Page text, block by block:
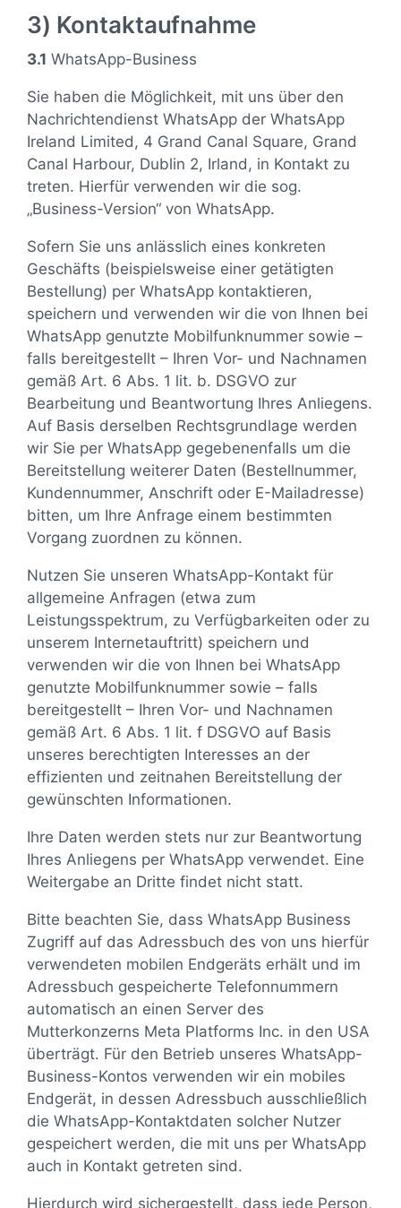
3) Kontaktaufnahme
3.1 WhatsApp-Business
Sie haben die Möglichkeit, mit uns über den
Nachrichtendienst WhatsApp der WhatsApp
Ireland Limited, 4 Grand Canal Square, Grand
Canal Harbour, Dublin 2, Irland, in Kontakt zu
treten. Hierfür verwenden wir die sog.
„Business-Version“ von WhatsApp.
Sofern Sie uns anlässlich eines konkreten
Geschäfts (beispielsweise einer getätigten
Bestellung) per WhatsApp kontaktieren,
speichern und verwenden wir die von Ihnen bei
WhatsApp genutzte Mobilfunknummer sowie –
falls bereitgestellt – Ihren Vor- und Nachnamen
gemäß Art. 6 Abs. 1 lit. b. DSGVO zur
Bearbeitung und Beantwortung Ihres Anliegens.
Auf Basis derselben Rechtsgrundlage werden
wir Sie per WhatsApp gegebenenfalls um die
Bereitstellung weiterer Daten (Bestellnummer,
Kundennummer, Anschrift oder E-Mailadresse)
bitten, um Ihre Anfrage einem bestimmten
Vorgang zuordnen zu können.
Nutzen Sie unseren WhatsApp-Kontakt für
allgemeine Anfragen (etwa zum
Leistungsspektrum, zu Verfügbarkeiten oder zu
unserem Internetauftritt) speichern und
verwenden wir die von Ihnen bei WhatsApp
genutzte Mobilfunknummer sowie – falls
bereitgestellt – Ihren Vor- und Nachnamen
gemäß Art. 6 Abs. 1 lit. f DSGVO auf Basis
unseres berechtigten Interesses an der
effizienten und zeitnahen Bereitstellung der
gewünschten Informationen.
Ihre Daten werden stets nur zur Beantwortung
Ihres Anliegens per WhatsApp verwendet. Eine
Weitergabe an Dritte findet nicht statt.
Bitte beachten Sie, dass WhatsApp Business
Zugriff auf das Adressbuch des von uns hierfür
verwendeten mobilen Endgeräts erhält und im
Adressbuch gespeicherte Telefonnummern
automatisch an einen Server des
Mutterkonzerns Meta Platforms Inc. in den USA
überträgt. Für den Betrieb unseres WhatsApp-
Business-Kontos verwenden wir ein mobiles
Endgerät, in dessen Adressbuch ausschließlich
die WhatsApp-Kontaktdaten solcher Nutzer
gespeichert werden, die mit uns per WhatsApp
auch in Kontakt getreten sind.
Hierdurch wird sichergestellt, dass jede Person,